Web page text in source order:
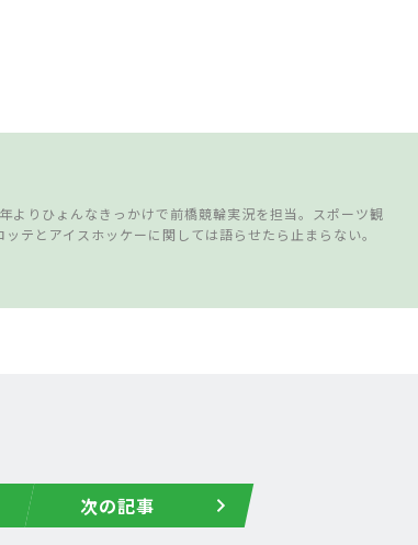
よりひょんなきっかけで前橋競輪実況を担当。スポーツ観
テとアイスホッケーに関しては語らせたら止まらない。
次の記事